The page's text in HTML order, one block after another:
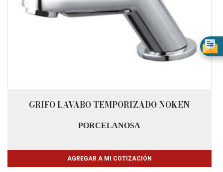
GRIFO LAVABO TEMPORIZADO NOKEN
PORCELANOSA
AGREGAR A MI COTIZACIÓN